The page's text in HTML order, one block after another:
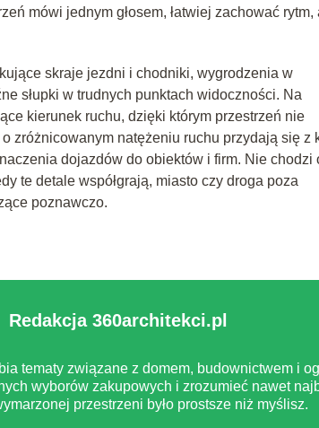
mówi jednym głosem, łatwiej zachować rytm,
skraje jezdni i chodniki, wygrodzenia w
słupki w trudnych punktach widoczności. Na
kierunek ruchu, dzięki którym przestrzeń nie
zróżnicowanym natężeniu ruchu przydają się z
dojazdów do obiektów i firm. Nie chodzi
te detale współgrają, miasto czy droga poza
poznawczo.
Redakcja 360architekci.pl
tematy związane z domem, budownictwem i
wyborów zakupowych i zrozumieć nawet
przestrzeni było prostsze niż myślisz.